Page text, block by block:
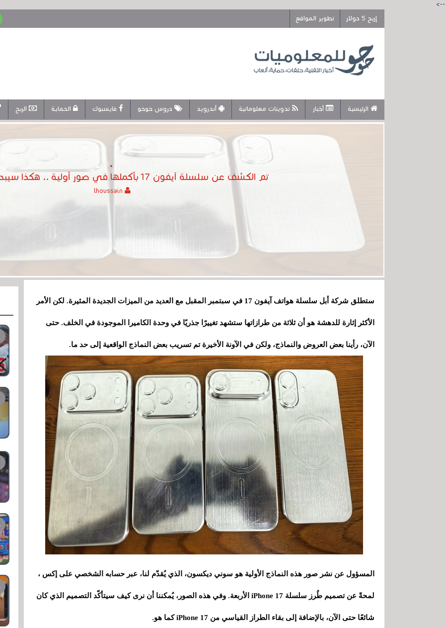
-->
إربح 5 دولار
تطوير المواقع
الرئيسية أخبار تدوينات معلوماتية أندرويد دروس حوحو فايسبوك الحماية الربح
تم الكشف عن سلسلة آيفون 17 بأكملها في صور أولية .. هكذا سيبدو كل هاتف
ستطلق شركة أبل سلسلة هواتف آيفون 17 في سبتمبر المقبل مع العديد من الميزات الجديدة المثيرة. لكن الأمر
الأكثر إثارة للدهشة هو أن ثلاثة من طرازاتها ستشهد تغييرًا جذريًا في وحدة الكاميرا الموجودة في الخلف. حتى
الآن، رأينا بعض العروض والنماذج، ولكن في الآونة الأخيرة تم تسريب بعض النماذج الواقعية إلى حد ما.
المسؤول عن نشر صور هذه النماذج الأولية هو سوني ديكسون، الذي يُقدّم لنا، عبر حسابه الشخصي على إكس ،
لمحةً عن تصميم طُرز سلسلة iPhone 17 الأربعة. وفي هذه الصور، يُمكننا أن نرى كيف سيتأكّد التصميم الذي كان
شائعًا حتى الآن، بالإضافة إلى بقاء الطراز القياسي من iPhone 17 كما هو.